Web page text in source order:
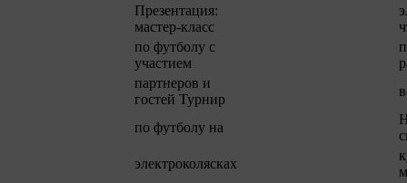
Презентация:
мастер-класс
по футболу с
участием
партнеров и
гостей Турнир
по футболу на
электроколясках